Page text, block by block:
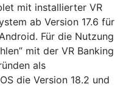
mit installierter VR
ab Version 17.6 für
Für die Nutzung
mit der VR Banking
als
die Version 18.2 und